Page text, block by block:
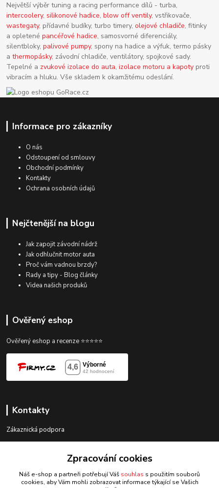
Největší výběr tuning a racing performance dílů - turba,
intercoolery,silikonové hadice,blow off ventily, vstřikovače,
wastegaty, přídavné budíky, turbo timery,olejové chladiče, fitinky
a opletenépancéřové hadice, samosvorné diferenciály,
silentbloky,palivové pumpy, spony na hadice a výfuk, termo pásky
athermopásky, závodní chladiče, ventilátory, spojkové sady.
Tepelné a zvukové izolace do auta,izolace motoru a kapoty proti
vibracím a hluku. Vše skladem k okamžitému odeslání.
Informace pro zákazníky
O nás
Odstoupení od smlouvy
Obchodní podmínky
Kontakty
Ochrana osobních údajů
Nejčtenější na blogu
Jak zapojit závodní nádrž
Jak odhlučnit motor auta
Proč vám vadnou brzdy?
Rady a tipy - Blog články
Videa našich produků
Ověřený eshop
Ověřený eshop a recenze ⭐⭐⭐⭐⭐
Kontakty
Zákaznická podpora
Zpracování cookies
Náš e-shop a partneři potřebují Váš souhlas s použitím souborů
cookies, aby Vám mohli zobrazovat informace týkající se Vašich